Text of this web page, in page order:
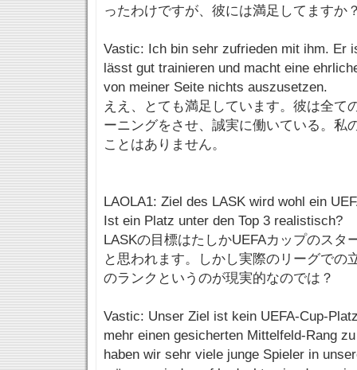
ったわけですが、彼には満足してますか
Vastic: Ich bin sehr zufrieden mit ihm. Er
lässt gut trainieren und macht eine
von meiner Seite nichts auszusetzen.
ええ、とても満足しています。彼は全て
ーニングをさせ、誠実に働いている。私
ことはありません。
LAOLA1: Ziel des LASK wird wohl ein
Ist ein Platz unter den Top 3 realistisch?
LASKの目標はたしかUEFAカップのスタ
と思われます。しかし実際のリーグでの
のランクというのが現実的なのでは？
Vastic: Unser Ziel ist kein UEFA-Cup-
mehr einen gesicherten Mittelfeld-Rang
haben wir sehr viele junge Spieler in